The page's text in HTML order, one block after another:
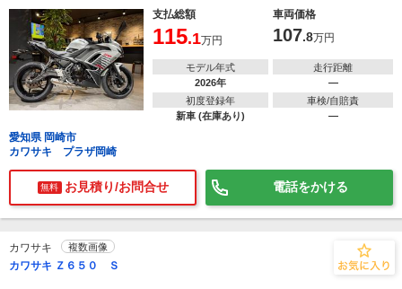
支払総額
車両価格
115.1万円 107.8万円
モデル年式
2026年
走行距離
―
初度登録年
新車 (在庫あり)
車検/自賠責
―
愛知県 岡崎市
カワサキ プラザ岡崎
無料 お見積り/お問合せ 電話をかける
カワサキ 複数画像
カワサキ Ｚ６５０ Ｓ